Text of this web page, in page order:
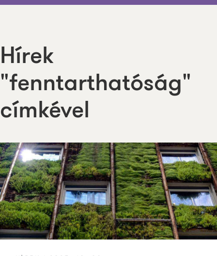
Hírek
"fenntarthatóság"
címkével